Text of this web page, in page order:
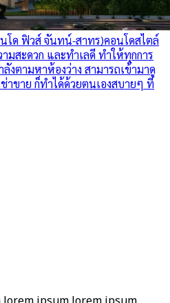
นโด ฟิวส์ จันทน์-สาทร)คอนโดสไตล์
มสะดวก และทำเลดี ทำให้ทุกการ
งตามหาห้องว่าง สามารถเข้ามาดู
าขาย ก็ทำได้ด้วยตนเองสบายๆ ที่